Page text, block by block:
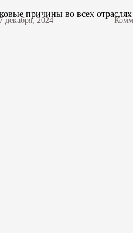
декабря, 2024